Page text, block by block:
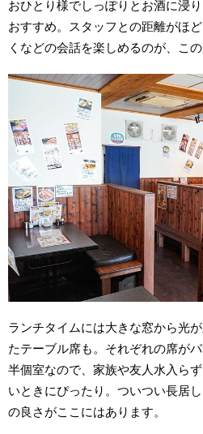
おひとり様でしっぽりとお酒に浸
おすすめ。スタッフとの距離がほ
くなどの会話を楽しめるのが、こ
ランチタイムには大きな窓から光
たテーブル席も。それぞれの席が
半個室なので、家族や友人水入ら
いときにぴったり。ついつい長居
の良さがここにはあります。